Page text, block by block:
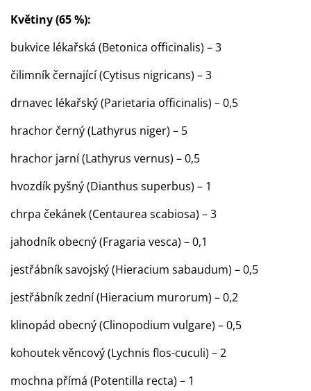
Květiny (65 %):
bukvice lékařská (Betonica officinalis) – 3
čilimník černající (Cytisus nigricans) – 3
drnavec lékařský (Parietaria officinalis) – 0,5
hrachor černý (Lathyrus niger) – 5
hrachor jarní (Lathyrus vernus) – 0,5
hvozdík pyšný (Dianthus superbus) – 1
chrpa čekánek (Centaurea scabiosa) – 3
jahodník obecný (Fragaria vesca) – 0,1
jestřábník savojský (Hieracium sabaudum) – 0,5
jestřábník zední (Hieracium murorum) – 0,2
klinopád obecný (Clinopodium vulgare) – 0,5
kohoutek věncový (Lychnis flos-cuculi) – 2
mochna přímá (Potentilla recta) – 1